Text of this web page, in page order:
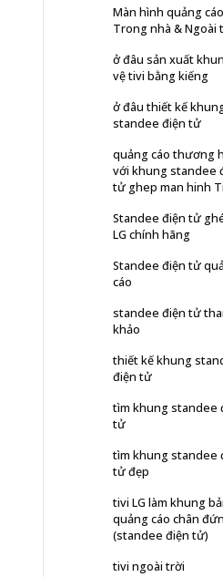
Màn hình quảng
Trong nhà & Ngoài
ở đâu sản xuất
vệ tivi bằng kiếng
ở đâu thiết kế
standee điện tử
quảng cáo thương
với khung standee
tử ghep man hinh
Standee điện tử
LG chính hãng
Standee điện tử
cáo
standee điện tử
khảo
thiết kế khung
điện tử
tìm khung standee
tử
tìm khung standee
tử đẹp
tivi LG làm khung
quảng cáo chân
(standee điện tử)
tivi ngoài trời